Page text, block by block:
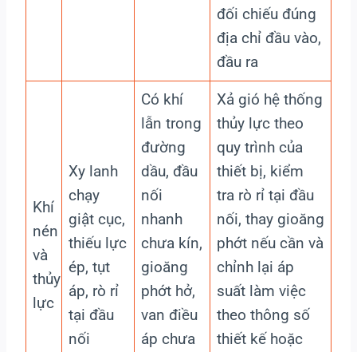
đối chiếu đúng
địa chỉ đầu vào,
đầu ra
Khí
nén
và
thủy
lực
Xy lanh
chạy
giật cục,
thiếu lực
ép, tụt
áp, rò rỉ
tại đầu
nối
Có khí
lẫn trong
đường
dầu, đầu
nối
nhanh
chưa kín,
gioăng
phớt hở,
van điều
áp chưa
Xả gió hệ thống
thủy lực theo
quy trình của
thiết bị, kiểm
tra rò rỉ tại đầu
nối, thay gioăng
phớt nếu cần và
chỉnh lại áp
suất làm việc
theo thông số
thiết kế hoặc